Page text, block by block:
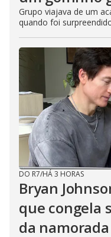
Grupo viajava de um
quando foi
DO R7/HÁ 3 HORAS
Bryan
que congela
da namorada